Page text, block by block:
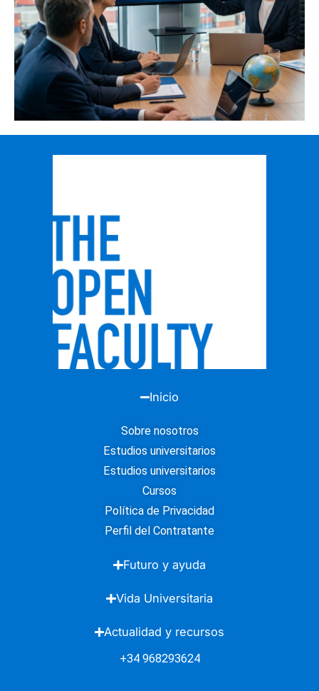
Inicio
Sobre nosotros
Estudios universitarios
Estudios universitarios
Cursos
Política de Privacidad
Perfil del Contratante
Futuro y ayuda
Vida Universitaria
Actualidad y recursos
+34 968293624